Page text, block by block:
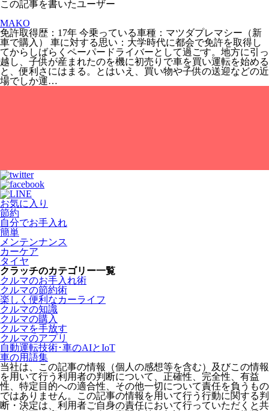
この記事を書いたユーザー
MAKO
免許取得歴：17年 今乗っている車種：マツダプレマシー（新
車で購入） 車に対する思い：大学時代に都会で免許を取得し
てからしばらくペーパードライバーとして過ごす。地方に引っ
越し、子供が産まれたのを機に初売りで車を買い運転を始める
と、便利さにはまる。とはいえ、買い物や子供の送迎などの近
場でしか運…
お気に入り
節約
自分でお手入れ
簡単
メンテンナンス
カーケア
タイヤ
クラッチのカテゴリー一覧
クルマのお手入れ術
クルマの節約術
楽しく便利なカーライフ
クルマの知識
クルマの購入
クルマを手放す
クルマのアプリ
自動運転技術･車のAIとIoT
車の用語集
当社は、この記事の情報（個人の感想等を含む）及びこの情報
を用いて行う利用者の判断について、正確性、完全性、有益
性、特定目的への適合性、その他一切について責任を負うもの
ではありません。この記事の情報を用いて行う行動に関する判
断・決定は、利用者ご自身の責任において行っていただくと共